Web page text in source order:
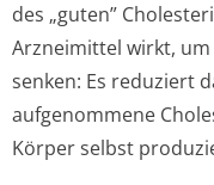
des „guten”
Arzneimittel wirkt,
senken: Es reduziert
aufgenommene
Körper selbst